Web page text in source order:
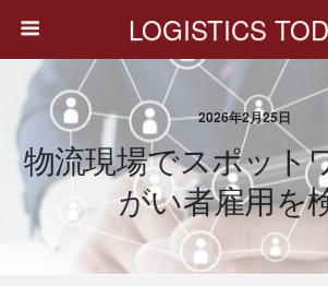
LOGISTICS
2026年2月25日
物流現場でスポット
がい者雇用を